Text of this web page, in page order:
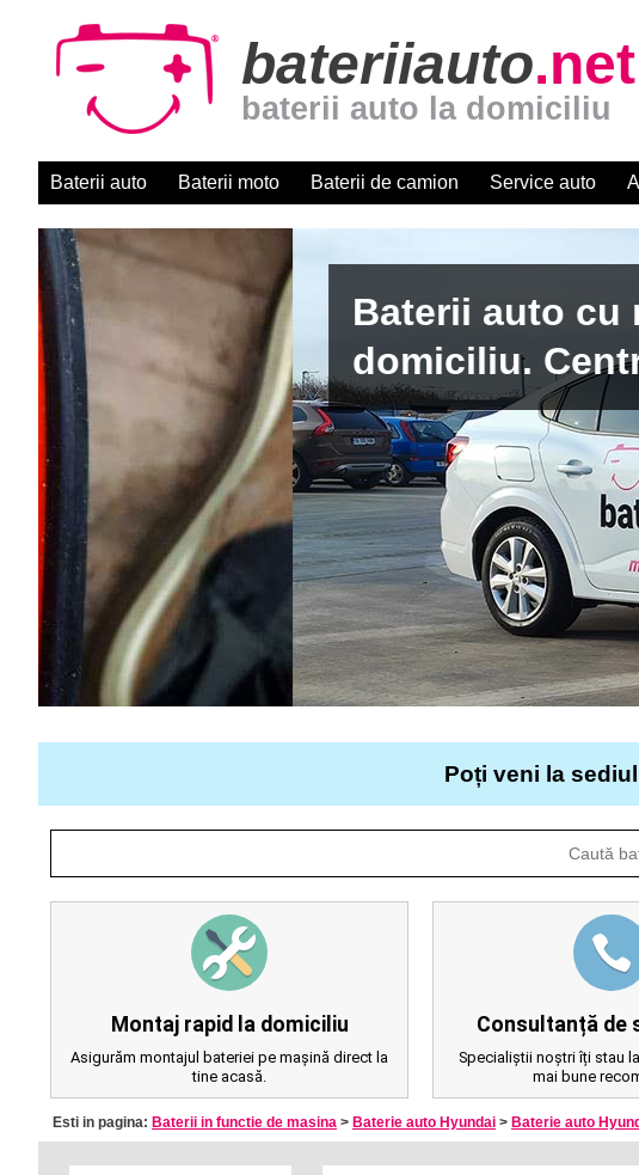
bateriiauto.net
baterii auto la domiciliu
Baterii auto Baterii moto Baterii de camion Service auto
Baterii auto cu montaj rapid
domiciliu. Centru autorizat
Poți veni la
Montaj rapid la domiciliu
Asigurăm montajul bateriei pe mașină direct la
tine acasă.
Consultanță de
Specialiștii noștri îți stau
mai bune
Esti in pagina: Baterii in functie de masina > Baterie auto Hyundai > Baterie auto